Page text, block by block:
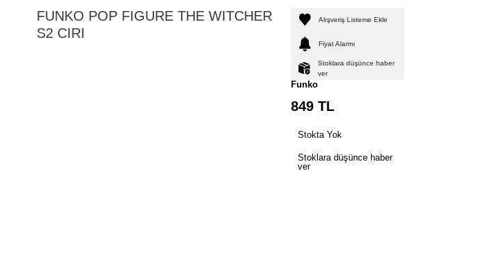
FUNKO POP FIGURE THE WITCHER
S2 CIRI
Alışveriş Listeme Ekle
Fiyat Alarmı
Stoklara düşünce haber
ver
Funko
849TL
Stokta Yok
Stoklara düşünce haber
ver